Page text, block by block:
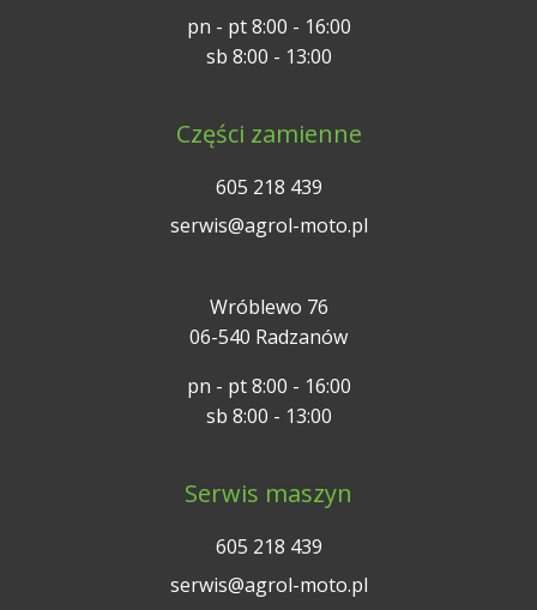
pn - pt 8:00 - 16:00
sb 8:00 - 13:00
Części zamienne
605 218 439
serwis@agrol-moto.pl
Wróblewo 76
06-540 Radzanów
pn - pt 8:00 - 16:00
sb 8:00 - 13:00
Serwis maszyn
605 218 439
serwis@agrol-moto.pl